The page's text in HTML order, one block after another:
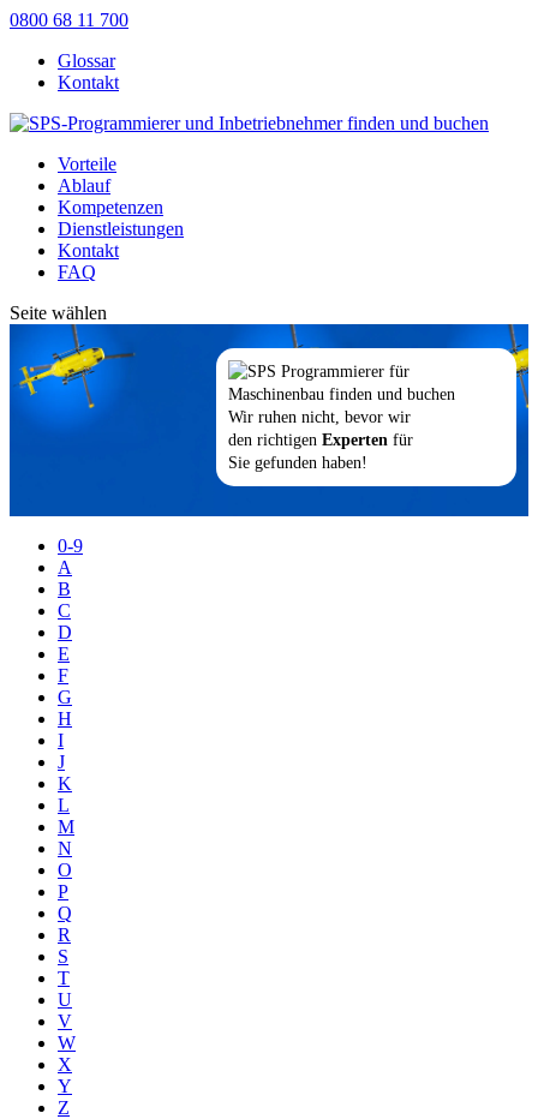
0800 68 11 700
Glossar
Kontakt
Vorteile
Ablauf
Kompetenzen
Dienstleistungen
Kontakt
FAQ
Seite wählen
Wir ruhen nicht, bevor wir
den richtigen Experten für
Sie gefunden haben!
0-9
A
B
C
D
E
F
G
H
I
J
K
L
M
N
O
P
Q
R
S
T
U
V
W
X
Y
Z